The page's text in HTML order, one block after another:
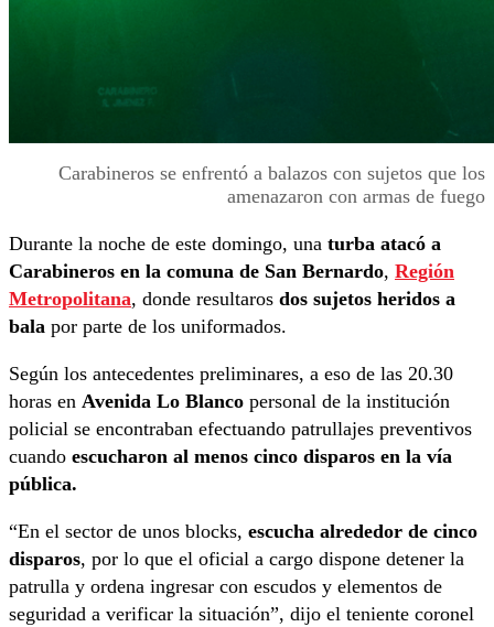
Carabineros se enfrentó a balazos con sujetos que los
amenazaron con armas de fuego
Durante la noche de este domingo, una turba atacó a
Carabineros en la comuna de San Bernardo, Región
Metropolitana, donde resultaros dos sujetos heridos a
bala por parte de los uniformados.
Según los antecedentes preliminares, a eso de las 20.30
horas en Avenida Lo Blanco personal de la institución
policial se encontraban efectuando patrullajes preventivos
cuando escucharon al menos cinco disparos en la vía
pública.
“En el sector de unos blocks, escucha alrededor de cinco
disparos, por lo que el oficial a cargo dispone detener la
patrulla y ordena ingresar con escudos y elementos de
seguridad a verificar la situación”, dijo el teniente coronel